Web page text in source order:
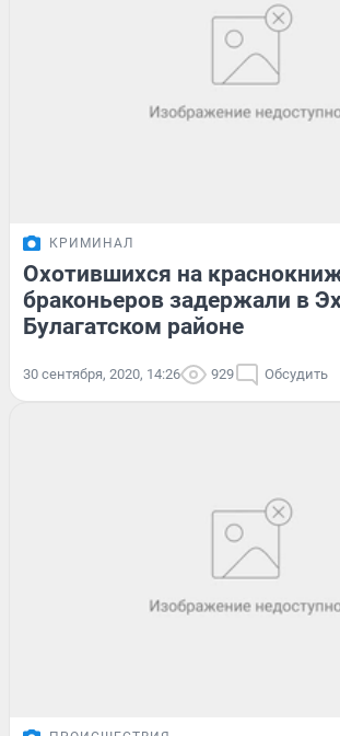
КРИМИНАЛ
Охотившихся на
браконьеров задержали в
Булагатском районе
30 сентября, 2020, 14:26 929 Обсудить